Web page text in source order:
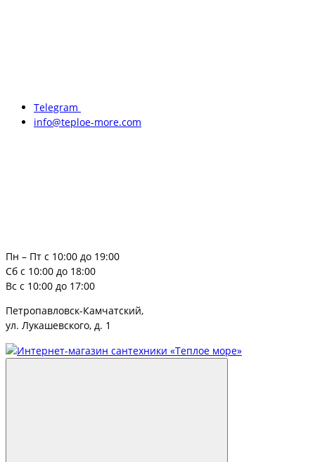
Telegram
info@teploe-more.com
Пн – Пт с 10:00 до 19:00
Сб с 10:00 до 18:00
Вс с 10:00 до 17:00
Петропавловск-Камчатский,
ул. Лукашевского, д. 1